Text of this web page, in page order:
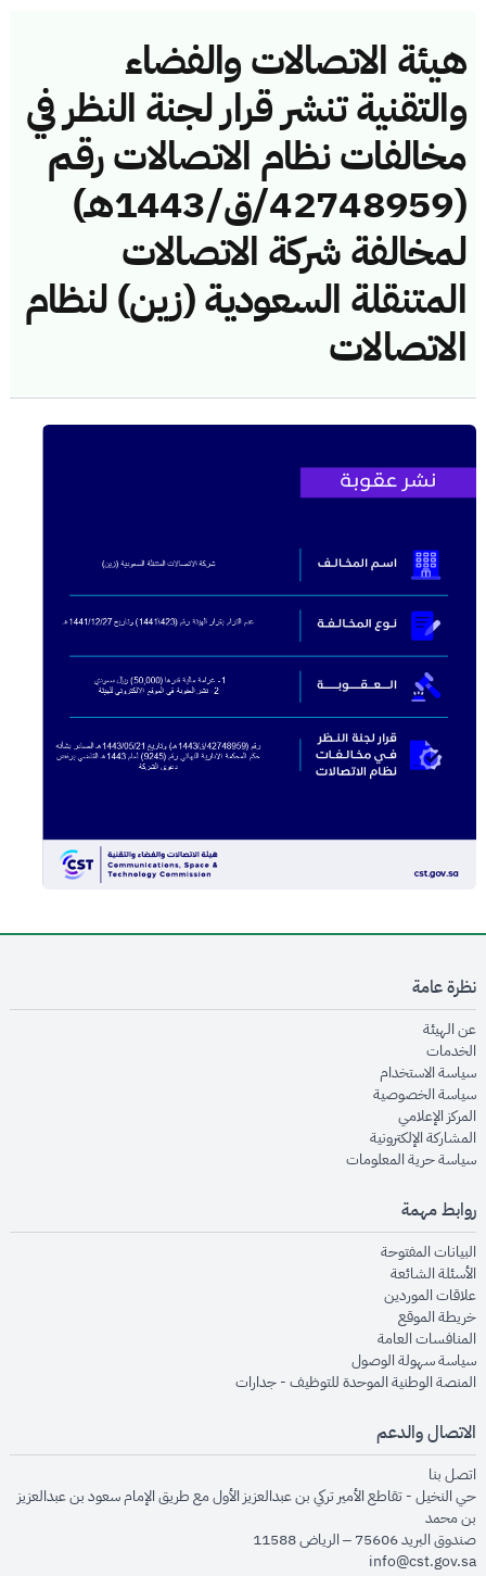
هيئة الاتصالات والفضاء
والتقنية تنشر قرار لجنة النظر في
مخالفات نظام الاتصالات رقم
(42748959/ق/1443هـ)
لمخالفة شركة الاتصالات
المتنقلة السعودية (زين) لنظام
الاتصالات
نظرة عامة
عن الهيئةopens in new window
الخدماتopens in new window
سياسة الاستخدام
سياسة الخصوصيةopens in new window
المركز الإعلاميopens in new window
المشاركة الإلكترونيةopens in new window
سياسة حرية المعلوماتopens in new window
روابط مهمة
البيانات المفتوحةopens in new window
الأسئلة الشائعةopens in new window
علاقات الموردينopens in new window
خريطة الموقعopens in new window
المنافسات العامةopens in new window
سياسة سهولة الوصولopens in new window
المنصة الوطنية الموحدة للتوظيف - جداراتopens in new window
الاتصال والدعم
اتصل بنا
حي النخيل - تقاطع الأمير تركي بن عبدالعزيز الأول مع طريق الإمام سعود بن عبدالعزيز
بن محمد
صندوق البريد 75606 – الرياض 11588
info@cst.gov.sa